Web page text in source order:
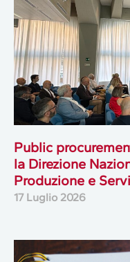
Public
la Direzione
Produzione e
17 Luglio 2026